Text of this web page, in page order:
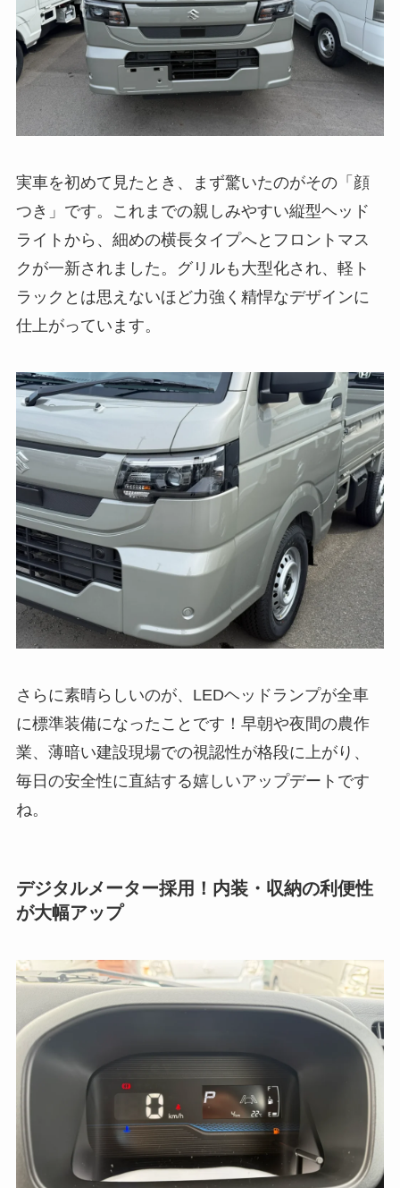
実車を初めて見たとき、まず驚いたのがその「顔
つき」です。これまでの親しみやすい縦型ヘッド
ライトから、細めの横長タイプへとフロントマス
クが一新されました。グリルも大型化され、軽ト
ラックとは思えないほど力強く精悍なデザインに
仕上がっています。
さらに素晴らしいのが、LEDヘッドランプが全車
に標準装備になったことです！早朝や夜間の農作
業、薄暗い建設現場での視認性が格段に上がり、
毎日の安全性に直結する嬉しいアップデートです
ね。
デジタルメーター採用！内装・収納の利便性
が大幅アップ